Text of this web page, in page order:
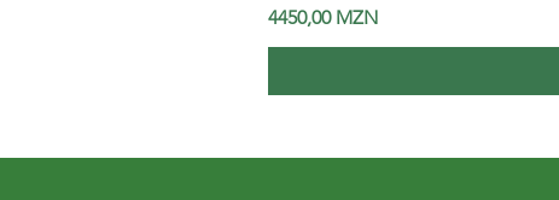
Preço
4450,00 MZN